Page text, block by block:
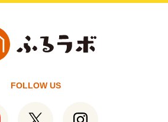
FOLLOW US